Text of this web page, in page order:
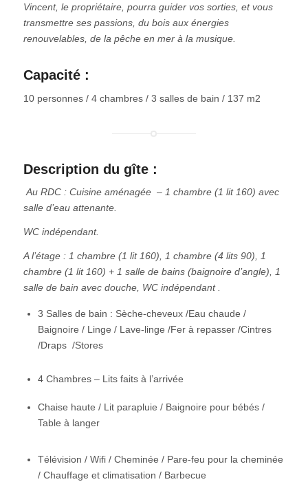
Vincent, le propriétaire, pourra guider vos sorties, et vous
transmettre ses passions, du bois aux énergies
renouvelables, de la pêche en mer à la musique.
Capacité :
10 personnes / 4 chambres / 3 salles de bain / 137 m2
Description du gîte :
Au RDC : Cuisine aménagée – 1 chambre (1 lit 160) avec
salle d’eau attenante.
WC indépendant.
A l’étage : 1 chambre (1 lit 160), 1 chambre (4 lits 90), 1
chambre (1 lit 160) + 1 salle de bains (baignoire d’angle), 1
salle de bain avec douche, WC indépendant .
3 Salles de bain : Sèche-cheveux /Eau chaude /
Baignoire / Linge / Lave-linge /Fer à repasser /Cintres
/Draps /Stores
4 Chambres – Lits faits à l’arrivée
Chaise haute / Lit parapluie / Baignoire pour bébés /
Table à langer
Télévision / Wifi / Cheminée / Pare-feu pour la cheminée
/ Chauffage et climatisation / Barbecue